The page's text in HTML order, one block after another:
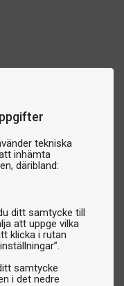
tekniska
inhämta
däribland:
ditt samtycke till
att uppge vilka
klicka i rutan
samtycke
i det nedre